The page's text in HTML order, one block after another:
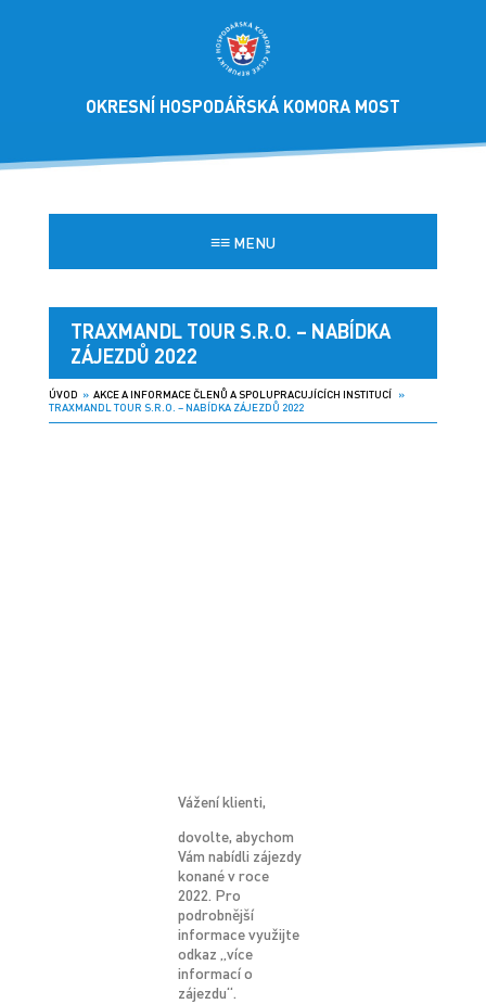
OKRESNÍ HOSPODÁŘSKÁ KOMORA MOST
≡≡MENU
TRAXMANDL TOUR S.R.O. – NABÍDKA
ZÁJEZDŮ 2022
ÚVOD » AKCE A INFORMACE ČLENŮ A SPOLUPRACUJÍCÍCH INSTITUCÍ»
TRAXMANDL TOUR S.R.O. – NABÍDKA ZÁJEZDŮ 2022
Vážení klienti,
dovolte, abychom
Vám nabídli zájezdy
konané v roce
2022. Pro
podrobnější
informace využijte
odkaz „více
informací o
zájezdu“.